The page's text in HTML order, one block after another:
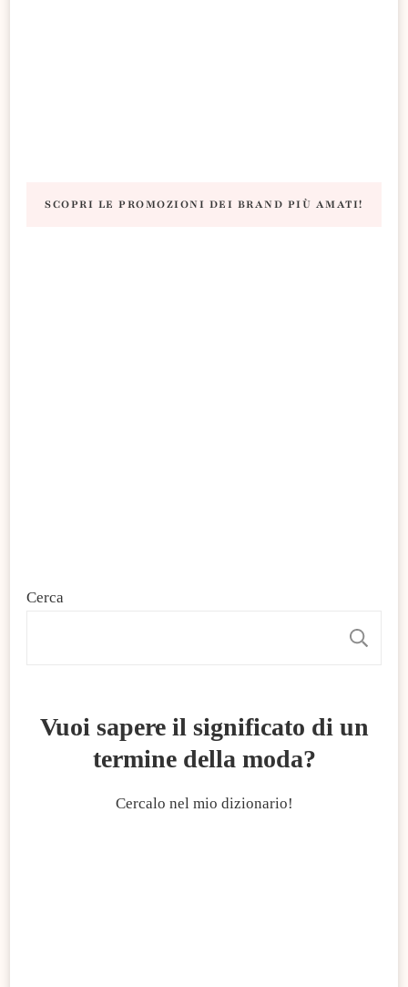
SCOPRI LE PROMOZIONI DEI BRAND PIÙ AMATI!
Cerca
Vuoi sapere il significato di un
termine della moda?
Cercalo nel mio dizionario!